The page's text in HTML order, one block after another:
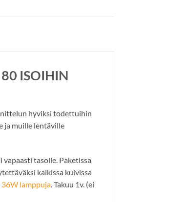
ISOIHIN
hyviksi todettuihin
ja muille lentäville
tasolle. Paketissa
kaikissa kuivissa
36W lamppuja. Takuu 1v. (ei